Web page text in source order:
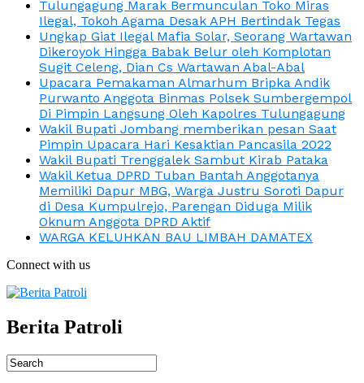
Tulungagung Marak Bermunculan Toko Miras
Ilegal, Tokoh Agama Desak APH Bertindak Tegas
Ungkap Giat Ilegal Mafia Solar, Seorang Wartawan
Dikeroyok Hingga Babak Belur oleh Komplotan
Sugit Celeng, Dian Cs Wartawan Abal-Abal
Upacara Pemakaman Almarhum Bripka Andik
Purwanto Anggota Binmas Polsek Sumbergempol
Di Pimpin Langsung Oleh Kapolres Tulungagung
Wakil Bupati Jombang memberikan pesan Saat
Pimpin Upacara Hari Kesaktian Pancasila 2022
Wakil Bupati Trenggalek Sambut Kirab Pataka
Wakil Ketua DPRD Tuban Bantah Anggotanya
Memiliki Dapur MBG, Warga Justru Soroti Dapur
di Desa Kumpulrejo, Parengan Diduga Milik
Oknum Anggota DPRD Aktif
WARGA KELUHKAN BAU LIMBAH DAMATEX
Connect with us
Berita Patroli